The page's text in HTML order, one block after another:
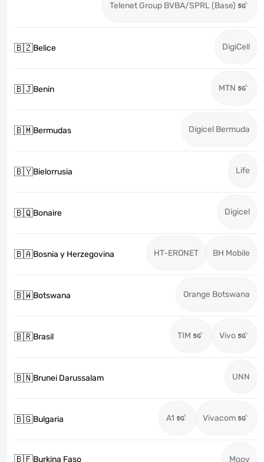
Telenet Group BVBA/SPRL (Base)
🇧🇿Belice DigiCell
🇧🇯Benin MTN
🇧🇲Bermudas Digicel Bermuda
🇧🇾Bielorrusia Life
🇧🇶Bonaire Digicel
🇧🇦Bosnia y Herzegovina HT-ERONET BH Mobile
🇧🇼Botswana Orange Botswana
🇧🇷Brasil TIM Vivo
🇧🇳Brunei Darussalam UNN
🇧🇬Bulgaria A1 Vivacom
🇧🇫Burkina Faso Moov